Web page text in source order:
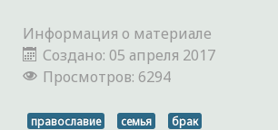
Информация о материале
Создано: 05 апреля 2017
Просмотров: 6294
православие семья брак